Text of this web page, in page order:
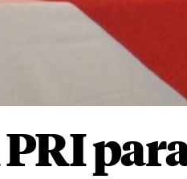
PRI